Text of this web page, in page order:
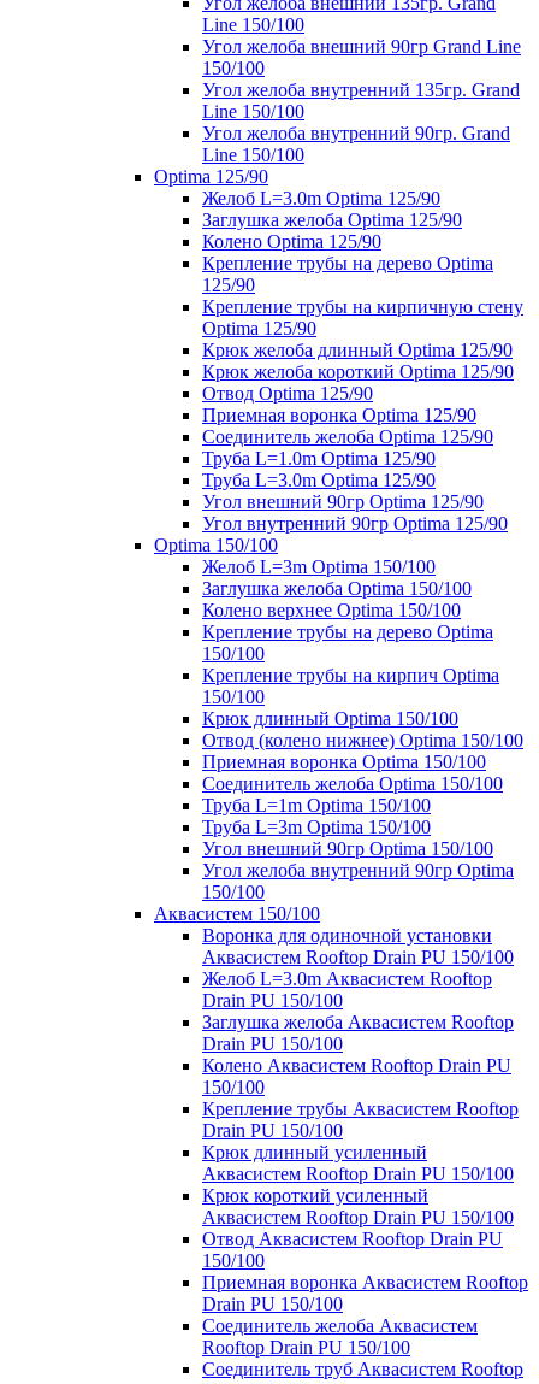
Line 150/100
Угол желоба внешний 90гр Grand Line
150/100
Угол желоба внутренний 135гр. Grand
Line 150/100
Угол желоба внутренний 90гр. Grand
Line 150/100
Optima 125/90
Желоб L=3.0m Optima 125/90
Заглушка желоба Optima 125/90
Колено Optima 125/90
Крепление трубы на дерево Optima
125/90
Крепление трубы на кирпичную стену
Optima 125/90
Крюк желоба длинный Optima 125/90
Крюк желоба короткий Optima 125/90
Отвод Optima 125/90
Приемная воронка Optima 125/90
Соединитель желоба Optima 125/90
Труба L=1.0m Optima 125/90
Труба L=3.0m Optima 125/90
Угол внешний 90гр Optima 125/90
Угол внутренний 90гр Optima 125/90
Optima 150/100
Желоб L=3m Optima 150/100
Заглушка желоба Optima 150/100
Колено верхнее Optima 150/100
Крепление трубы на дерево Optima
150/100
Крепление трубы на кирпич Optima
150/100
Крюк длинный Optima 150/100
Отвод (колено нижнее) Optima 150/100
Приемная воронка Optima 150/100
Соединитель желоба Optima 150/100
Труба L=1m Optima 150/100
Труба L=3m Optima 150/100
Угол внешний 90гр Optima 150/100
Угол желоба внутренний 90гр Optima
150/100
Аквасистем 150/100
Воронка для одиночной установки
Аквасистем Rooftop Drain PU 150/100
Желоб L=3.0m Аквасистем Rooftop
Drain PU 150/100
Заглушка желоба Аквасистем Rooftop
Drain PU 150/100
Колено Аквасистем Rooftop Drain PU
150/100
Крепление трубы Аквасистем Rooftop
Drain PU 150/100
Крюк длинный усиленный
Аквасистем Rooftop Drain PU 150/100
Крюк короткий усиленный
Аквасистем Rooftop Drain PU 150/100
Отвод Аквасистем Rooftop Drain PU
150/100
Приемная воронка Аквасистем Rooftop
Drain PU 150/100
Соединитель желоба Аквасистем
Rooftop Drain PU 150/100
Соединитель труб Аквасистем Rooftop